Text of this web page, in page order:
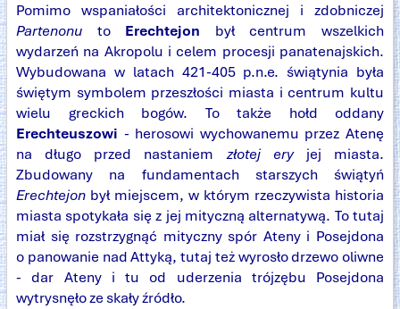
Pomimo wspaniałości architektonicznej i zdobniczej
Partenonu to Erechtejon był centrum wszelkich
wydarzeń na Akropolu i celem procesji panatenajskich.
Wybudowana w latach 421-405 p.n.e. świątynia była
świętym symbolem przeszłości miasta i centrum kultu
wielu greckich bogów. To także hołd oddany
Erechteuszowi - herosowi wychowanemu przez Atenę
na długo przed nastaniemzłotej eryjej miasta.
Zbudowany na fundamentach starszych świątyń
Erechtejon był miejscem, w którym rzeczywista historia
miasta spotykała się z jej mityczną alternatywą. To tutaj
miał się rozstrzygnąć mityczny spór Ateny i Posejdona
o panowanie nad Attyką, tutaj też wyrosło drzewo oliwne
- dar Ateny i tu od uderzenia trójzębu Posejdona
wytrysnęło ze skały źródło.